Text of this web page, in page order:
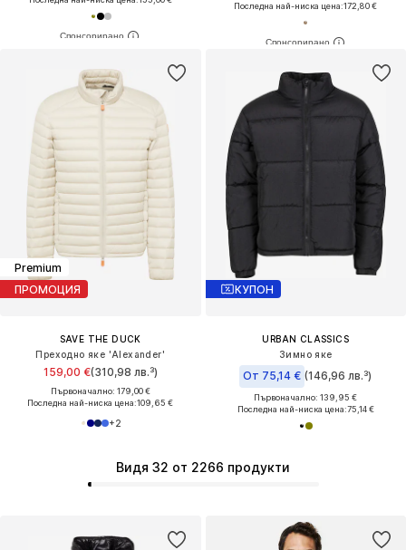
Последна най-ниска цена:172,80 €
Premium
ПРОМОЦИЯ
SAVE THE DUCK
Преходно яке 'Alexander'
159,00 €(310,98 лв.³)
Първоначално: 179,00 €
Последна най-ниска цена:109,65 €
+2
КУПОН
URBAN CLASSICS
Зимно яке
От 75,14 € (146,96 лв.³)
Първоначално: 139,95 €
Последна най-ниска цена:75,14 €
Видя 32 от 2266 продукти